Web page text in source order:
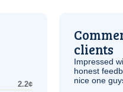
2.2¢
clients
Impressed
honest
nice one